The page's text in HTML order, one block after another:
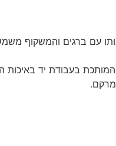
עם ברגים והמשקוף
המותכת בעבודת יד